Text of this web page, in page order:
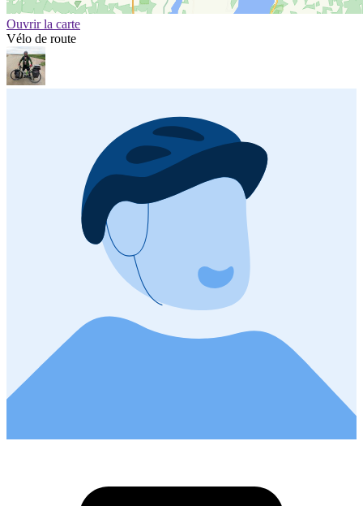
Ouvrir la carte
Vélo de route